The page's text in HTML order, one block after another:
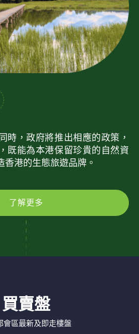
時，政府將推出相應的政策，
既能為本港保留珍貴的自然資
香港的生態旅遊品牌。
了解更多
買賣盤
會區最新及即走樓盤